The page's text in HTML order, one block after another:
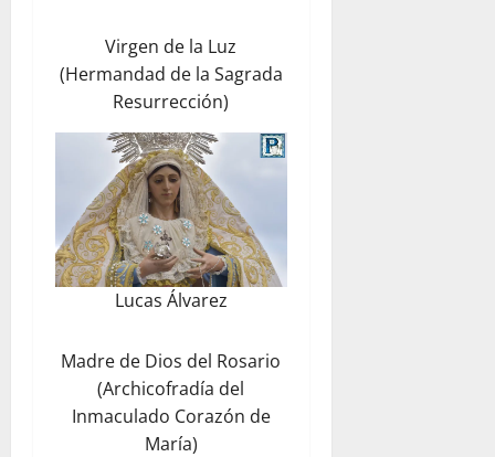
Virgen de la Luz
(Hermandad de la Sagrada
Resurrección)
Lucas Álvarez
Madre de Dios del Rosario
(Archicofradía del
Inmaculado Corazón de
María)